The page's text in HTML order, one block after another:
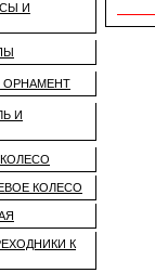
И
ОРНАМЕНТ
И
КОЛЕСО
К